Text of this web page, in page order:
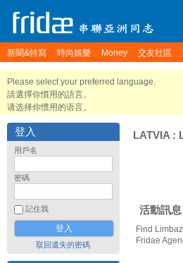
新聞&特寫 時尚娛樂 Money 交友社區
Please select your preferred language.
請選擇你慣用的語言。
请选择你惯用的语言。
登入
用戶名
密碼
記住我
取回遺失的密碼
LATVIA :
活動訊息
Find
Fridae